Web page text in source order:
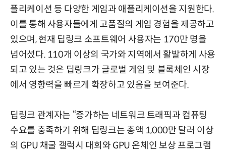
플리케이션 등 다양한 게임과 애플리케이션을 지원한다.
이를 통해 사용자들에게 고품질의 게임 경험을 제공하고
있으며, 현재 딥링크 소프트웨어 사용자는 170만 명을
넘어섰다. 110개 이상의 국가와 지역에서 활발하게 사용
되고 있는 것은 딥링크가 글로벌 게임 및 블록체인 시장
에서 영향력을 빠르게 확장하고 있음을 보여준다.
딥링크 관계자는 “증가하는 네트워크 트래픽과 컴퓨팅
수요를 충족하기 위해 딥링크는 총액 1,000만 달러 이상
의 GPU 채굴 갤럭시 대회와 GPU 온체인 보상 프로그램